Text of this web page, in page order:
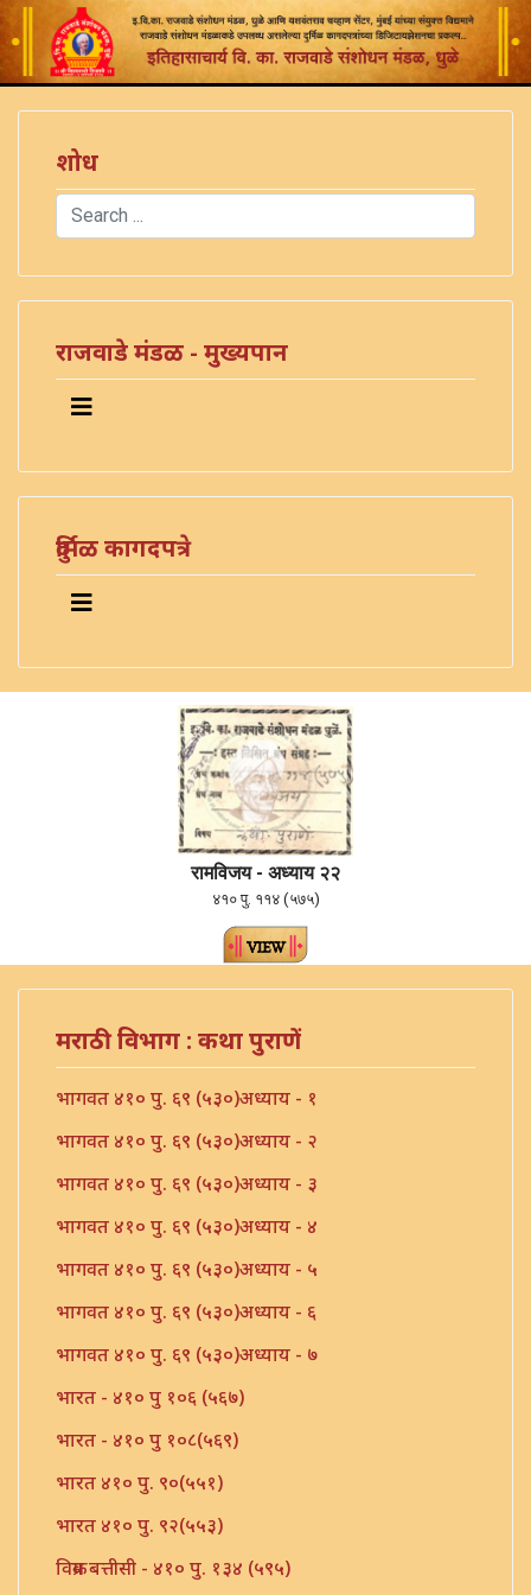
शोध
Search
राजवाडे मंडळ - मुख्यपान
दुर्मिळ कागदपत्रे
रामविजय - अध्याय २२
४१० पु. ११४ (५७५)
मराठी विभाग : कथा पुराणें
भागवत ४१० पु. ६९ (५३०)अध्याय - १
भागवत ४१० पु. ६९ (५३०)अध्याय - २
भागवत ४१० पु. ६९ (५३०)अध्याय - ३
भागवत ४१० पु. ६९ (५३०)अध्याय - ४
भागवत ४१० पु. ६९ (५३०)अध्याय - ५
भागवत ४१० पु. ६९ (५३०)अध्याय - ६
भागवत ४१० पु. ६९ (५३०)अध्याय - ७
भारत - ४१० पु १०६ (५६७)
भारत - ४१० पु १०८(५६९)
भारत ४१० पु. ९०(५५१)
भारत ४१० पु. ९२(५५३)
विक्रम बत्तीसी - ४१० पु. १३४ (५९५)